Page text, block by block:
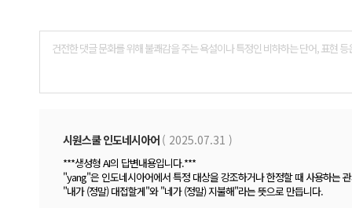
시원스쿨 인도네시아어 ( 2025.07.31 )
***생성형 AI의 답변내용입니다.***
"yang"은 인도네시아어에서 특정 대상을 강조하거나 한정할 때 사용하
"내가 (정말) 대접할게"와 "네가 (정말) 지불해"라는 뜻으로 만듭니다.